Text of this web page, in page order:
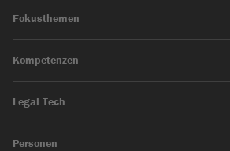
Fokusthemen
Kompetenzen
Legal Tech
Personen